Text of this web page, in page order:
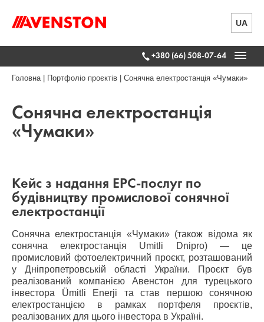
UA
+380 (66) 508-07-64
Головна| Портфоліо проєктів Сонячна електростанція «Чумаки»
Сонячна електростанція
«Чумаки»
Кейс з надання EPC-послуг по
будівництву промислової сонячної
електростанції
Сонячна електростанція «Чумаки» (також відома як
сонячна електростанція Umitli Dnipro) — це
промисловий фотоелектричний проєкт, розташований
у Дніпропетровській області України. Проєкт був
реалізований компанією Авенстон для турецького
інвестора Ümitli Enerji та став першою сонячною
електростанцією в рамках портфеля проєктів,
реалізованих для цього інвестора в Україні.